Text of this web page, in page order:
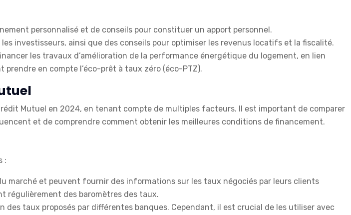
personnalisé et de conseils pour constituer un apport personnel.
investisseurs, ainsi que des conseils pour optimiser les revenus locatifs et la fiscalité.
les travaux d’amélioration de la performance énergétique du logement, en lien
prendre en compte l’éco-prêt à taux zéro (éco-PTZ).
Mutuel en 2024, en tenant compte de multiples facteurs. Il est important de comparer
et de comprendre comment obtenir les meilleures conditions de financement.
:
marché et peuvent fournir des informations sur les taux négociés par leurs clients
régulièrement des baromètres des taux.
des taux proposés par différentes banques. Cependant, il est crucial de les utiliser avec